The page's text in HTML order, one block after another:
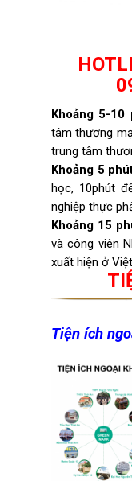
Khoảng 5-10
tâm thương
trung tâm
Khoảng 5
học, 10phút
nghiệp thực
Khoảng 15
và công viên
xuất hiện ở
Tiện ích